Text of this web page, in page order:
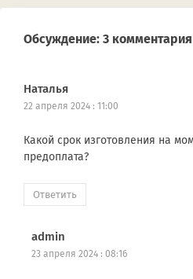
Обсуждение: 3 комментария
Наталья
22 апреля 2024 : 11:00
Какой срок изготовления на
предоплата?
Ответить
admin
23 апреля 2024 : 08:16